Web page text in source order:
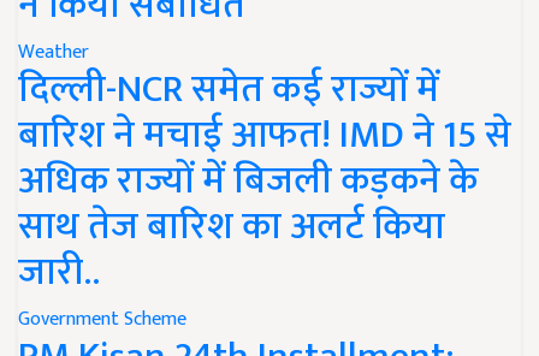
Weather
दिल्ली-NCR समेत कई राज्यों में
बारिश ने मचाई आफत! IMD ने 15 से
अधिक राज्यों में बिजली कड़कने के
साथ तेज बारिश का अलर्ट किया
जारी..
Government Scheme